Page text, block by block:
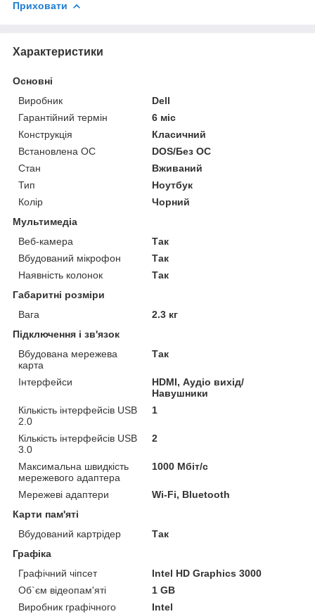
Приховати
Характеристики
Основні
Виробник
Dell
Гарантійний термін
6 міс
Конструкція
Класичний
Встановлена ОС
DOS/Без ОС
Стан
Вживаний
Тип
Ноутбук
Колір
Чорний
Мультимедіа
Веб-камера
Так
Вбудований мікрофон
Так
Наявність колонок
Так
Габаритні розміри
Вага
2.3 кг
Підключення і зв'язок
Вбудована мережева
карта
Так
Інтерфейси
HDMI, Аудіо вихід/
Навушники
Кількість інтерфейсів USB
2.0
1
Кількість інтерфейсів USB
3.0
2
Максимальна швидкість
мережевого адаптера
1000 Мбіт/с
Мережеві адаптери
Wi-Fi, Bluetooth
Карти пам'яті
Вбудований картрідер
Так
Графіка
Графічний чіпсет
Intel HD Graphics 3000
Об`єм відеопам'яті
1 GB
Виробник графічного
Intel